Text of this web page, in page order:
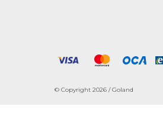
© Copyright 2026 / Goland